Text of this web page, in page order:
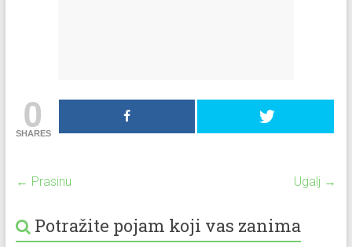
0
SHARES
← Prasinu Ugalj →
Potražite pojam koji vas zanima